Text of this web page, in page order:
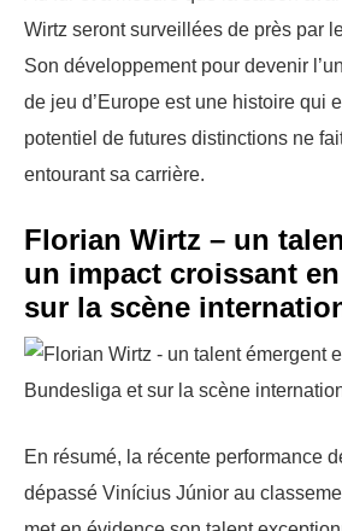
Wirtz seront surveillées de près par
Son développement pour devenir
de jeu d’Europe est une histoire qui
potentiel de futures distinctions ne
entourant sa carrière.
Florian Wirtz – un
un impact croissant
sur la scène
En résumé, la récente performance
dépassé Vinícius Júnior au